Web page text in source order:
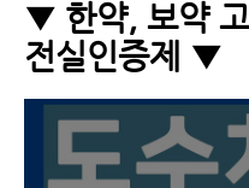
▼ 한약, 보약
전실인증제 ▼